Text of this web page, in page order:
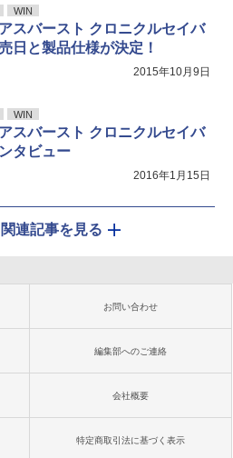
WIN
アスバースト クロニクルセイバ
日と製品仕様が決定！
2015年10月9日
WIN
アスバースト クロニクルセイバ
タビュー
2016年1月15日
連記事を見る
お問い合わせ
編集部へのご連絡
会社概要
特定商取引法に基づく表示